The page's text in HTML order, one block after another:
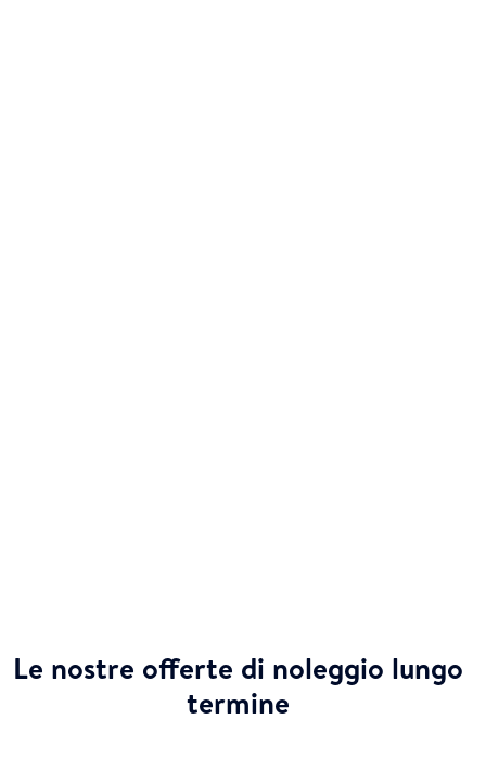
Le nostre offerte di noleggio lungo
termine